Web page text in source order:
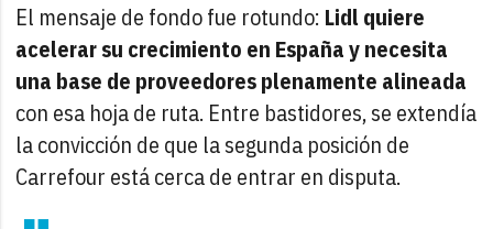
El mensaje de fondo fue rotundo: Lidl quiere
acelerar su crecimiento en España y necesita
una base de proveedores plenamente alineada
con esa hoja de ruta. Entre bastidores, se extendía
la convicción de que la segunda posición de
Carrefour está cerca de entrar en disputa.